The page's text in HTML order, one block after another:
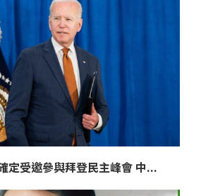
定受邀參與拜登民主峰會 中...